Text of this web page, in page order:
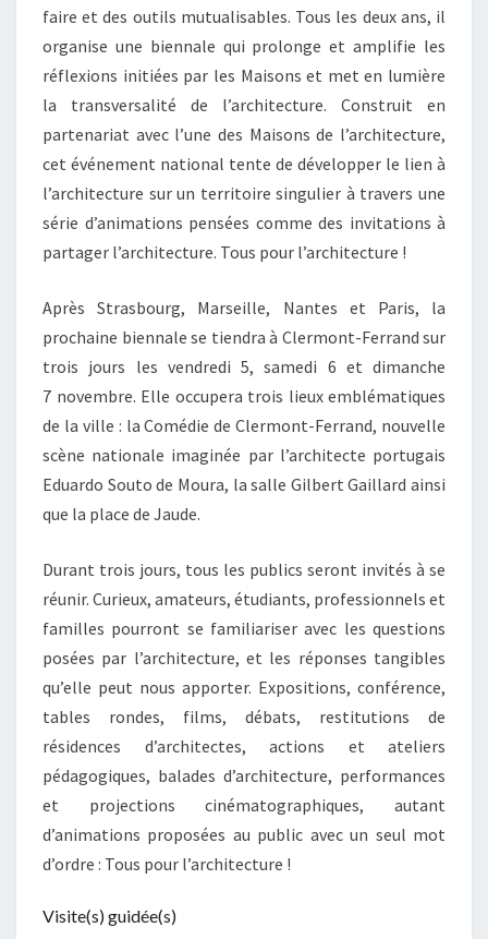
faire et des outils mutualisables. Tous les deux ans, il
organise une biennale qui prolonge et amplifie les
réflexions initiées par les Maisons et met en lumière
la transversalité de l’architecture. Construit en
partenariat avec l’une des Maisons de l’architecture,
cet événement national tente de développer le lien à
l’architecture sur un territoire singulier à travers une
série d’animations pensées comme des invitations à
partager l’architecture. Tous pour l’architecture !
Après Strasbourg, Marseille, Nantes et Paris, la
prochaine biennale se tiendra à Clermont-Ferrand sur
trois jours les vendredi 5, samedi 6 et dimanche
7 novembre. Elle occupera trois lieux emblématiques
de la ville : la Comédie de Clermont-Ferrand, nouvelle
scène nationale imaginée par l’architecte portugais
Eduardo Souto de Moura, la salle Gilbert Gaillard ainsi
que la place de Jaude.
Durant trois jours, tous les publics seront invités à se
réunir. Curieux, amateurs, étudiants, professionnels et
familles pourront se familiariser avec les questions
posées par l’architecture, et les réponses tangibles
qu’elle peut nous apporter. Expositions, conférence,
tables rondes, films, débats, restitutions de
résidences d’architectes, actions et ateliers
pédagogiques, balades d’architecture, performances
et projections cinématographiques, autant
d’animations proposées au public avec un seul mot
d’ordre : Tous pour l’architecture !
Visite(s) guidée(s)